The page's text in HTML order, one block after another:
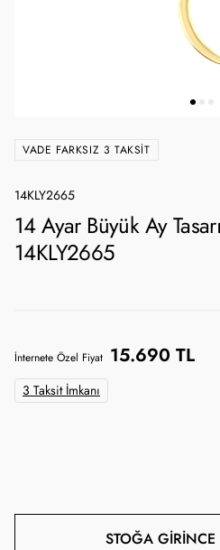
VADE FARKSIZ 3 TAKSIT
14KLY2665
14 Ayar Büyük Ay
14KLY2665
İnternete Özel Fiyat 15.690 TL
3 Taksit İmkanı
STOĞA